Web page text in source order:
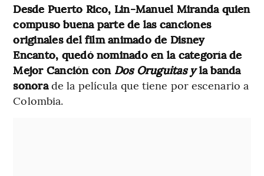
Desde Puerto Rico, Lin-Manuel Miranda quien
compuso buena parte de las canciones
originales del film animado de Disney
Encanto, quedó nominado en la categoría de
Mejor Canción con Dos Oruguitas yla banda
sonorade la película que tiene por escenario a
Colombia.